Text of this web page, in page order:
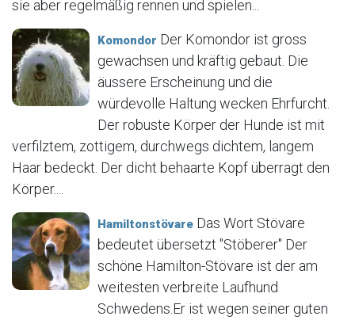
sie aber regelmäßig rennen und spielen...
Komondor Der Komondor ist gross
gewachsen und kräftig gebaut. Die
äussere Erscheinung und die
würdevolle Haltung wecken Ehrfurcht.
Der robuste Körper der Hunde ist mit
verfilztem, zottigem, durchwegs dichtem, langem
Haar bedeckt. Der dicht behaarte Kopf überragt den
Körper....
Hamiltonstövare Das Wort Stövare
bedeutet übersetzt "Stöberer" Der
schöne Hamilton-Stövare ist der am
weitesten verbreite Laufhund
Schwedens.Er ist wegen seiner guten